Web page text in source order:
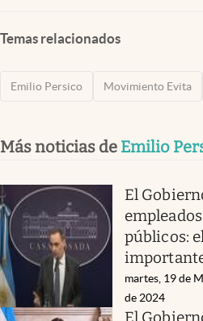
Temas relacionados
Emilio Persico Movimiento Evita
Más noticias de Emilio
El
públicos:
martes, 19 de
de 2024
El